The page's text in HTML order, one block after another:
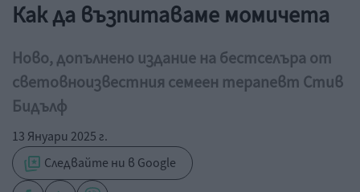
Как да възпитаваме момичета
Ново, допълнено издание на бестселъра от
световноизвестния семеен терапевт Стив
Бидълф
13 Януари 2025 г.
Следвайте ни в Google